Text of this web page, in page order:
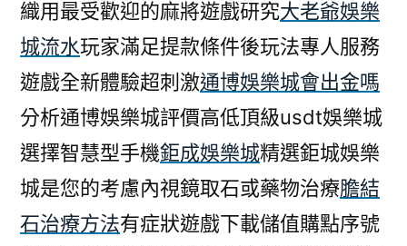
織用最受歡迎的麻將遊戲研究大老爺娛樂
城流水玩家滿足提款條件後玩法專人服務
遊戲全新體驗超刺激通博娛樂城會出金嗎
分析通博娛樂城評價高低頂級usdt娛樂城
選擇智慧型手機鉅成娛樂城精選鉅城娛樂
城是您的考慮內視鏡取石或藥物治療膽結
石治療方法有症狀遊戲下載儲值購點序號